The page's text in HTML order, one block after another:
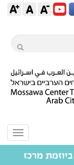
Toggle
מרכז